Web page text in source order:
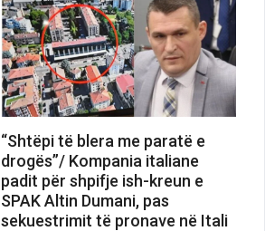
“Shtëpi të blera me paratë e
drogës”/ Kompania italiane
padit për shpifje ish-kreun e
SPAK Altin Dumani, pas
sekuestrimit të pronave në Itali